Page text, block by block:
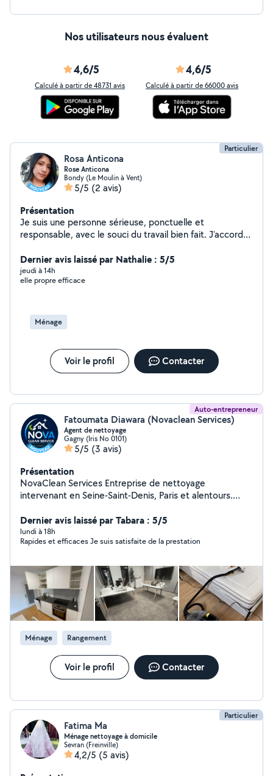
Nos utilisateurs nous évaluent
4,6/5
Calculé à partir de 48731 avis
4,6/5
Calculé à partir de 66000 avis
Particulier
Rosa Anticona
Rose Anticona
Bondy (Le Moulin à Vent)
5/5 (2 avis)
Présentation
Je suis une personne sérieuse, ponctuelle et
responsable, avec le souci du travail bien fait. J'accorde
au respect des consignes de chaque client. Je suis
discrète, dynamique et digne de confiance, et je
m'investis dans chacune de mes missions afin de
autre espace, je travaille avec efficacité et
professionnalisme pour vous offrir un environnement
Au plaisir de vous rendre service !
Dernier avis laissé par Nathalie : 5/5
jeudi à 14h
elle propre efficace
Ménage
Voir le profil Contacter
Auto-entrepreneur
Fatoumata Diawara (Novaclean Services)
Agent de nettoyage
Gagny (Iris No 0101)
5/5 (3 avis)
Présentation
NovaClean Services Entreprise de nettoyage
intervenant en Seine-Saint-Denis, Paris et alentours.
bureaux, canapé et matelas, commerces et particuliers.
Travail soigné, matériel professionnel, devis gratuit et
intervention rapide.
Dernier avis laissé par Tabara : 5/5
lundi à 18h
Rapides et efficaces Je suis satisfaite de la prestation
Ménage Rangement
Voir le profil Contacter
Particulier
Fatima Ma
Ménage nettoyage à domicile
Sevran (Freinville)
4,2/5 (5 avis)